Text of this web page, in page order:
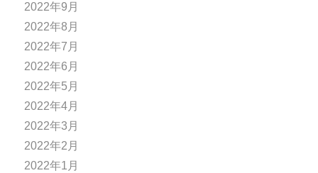
2022年9月
2022年8月
2022年7月
2022年6月
2022年5月
2022年4月
2022年3月
2022年2月
2022年1月